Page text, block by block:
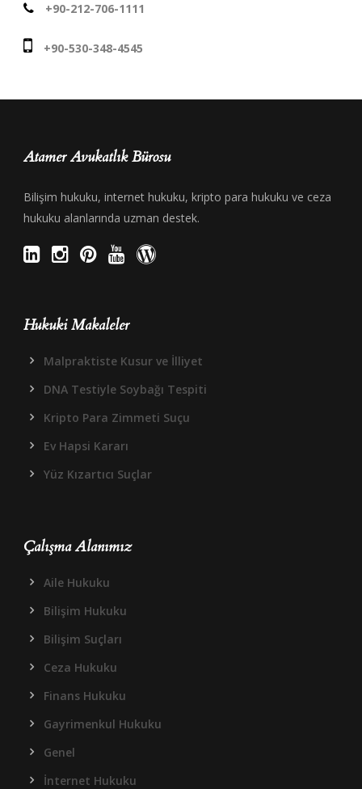
+90-212-706-1111
+90-530-348-4545
Atamer Avukatlık Bürosu
Bilişim hukuku, internet hukuku, kripto para hukuku ve ceza
hukuku alanlarında uzman destek.
Hukuki Makaleler
Malpraktiste Kusur ve İlliyet
DNA Testiyle Soybağı Tespiti
Kripto Para Zimmeti Suçu
Ev Hapsi Kararı
Yüz Kızartıcı Suçlar
Çalışma Alanımız
Aile Hukuku
Bilişim Hukuku
Bilişim Suçları
Ceza Hukuku
Finans Hukuku
Gayrimenkul Hukuku
Genel
İnternet Hukuku